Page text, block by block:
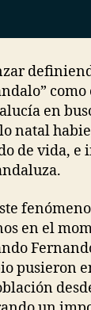
en
natal
de vida, e
en el
pusieron